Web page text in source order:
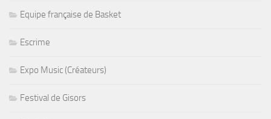
Equipe française de Basket
Escrime
Expo Music (Créateurs)
Festival de Gisors